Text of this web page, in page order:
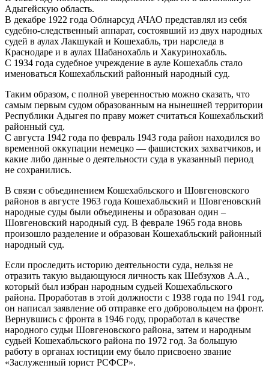
Адыгейскую область.
В декабре 1922 года Облнарсуд АЧАО представлял из себя
судебно-следственный аппарат, состоявший из двух народных
судей в аулах Лакшукай и Кошехабль, три нарследа в
Краснодаре и в аулах Шабанохабль и Хакуринохабль.
С 1934 года судебное учреждение в ауле Кошехабль стало
именоваться Кошехабльский районный народный суд.
Таким образом, с полной уверенностью можно сказать, что
самым первым судом образованным на нынешней территории
Республики Адыгея по праву может считаться Кошехабльский
районный суд.
С августа 1942 года по февраль 1943 года район находился во
временной оккупации немецко — фашистских захватчиков, и
какие либо данные о деятельности суда в указанный период
не сохранились.
В связи с объединением Кошехабльского и Шовгеновского
районов в августе 1963 года Кошехабльский и Шовгеновский
народные суды были объединены и образован один –
Шовгеновский народный суд. В феврале 1965 года вновь
произошло разделение и образован Кошехабльский районный
народный суд.
Если проследить историю деятельности суда, нельзя не
отразить такую выдающуюся личность как Шебзухов А.А.,
который был избран народным судьей Кошехабльского
района. Проработав в этой должности с 1938 года по 1941 год,
он написал заявление об отправке его добровольцем на фронт.
Вернувшись с фронта в 1946 году, проработал в качестве
народного судьи Шовгеновского района, затем и народным
судьей Кошехабльского района по 1972 год. За большую
работу в органах юстиции ему было присвоено звание
«Заслуженный юрист РСФСР».